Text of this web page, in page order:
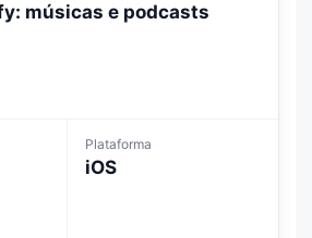
músicas e podcasts
Plataforma
iOS